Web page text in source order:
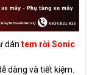
dán tem rời Sonic
dàng và tiết kiệm.